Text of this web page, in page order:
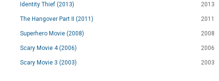
Identity Thief (2013) 2013
The Hangover Part II (2011) 2011
Superhero Movie (2008) 2008
Scary Movie 4 (2006) 2006
Scary Movie 3 (2003) 2003